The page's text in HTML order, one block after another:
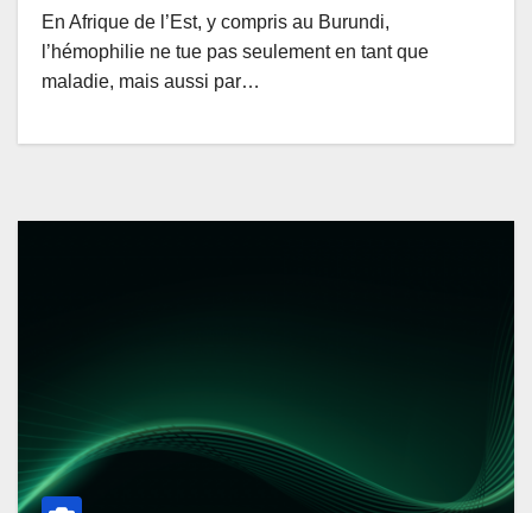
En Afrique de l’Est, y compris au Burundi,
l’hémophilie ne tue pas seulement en tant que
maladie, mais aussi par…